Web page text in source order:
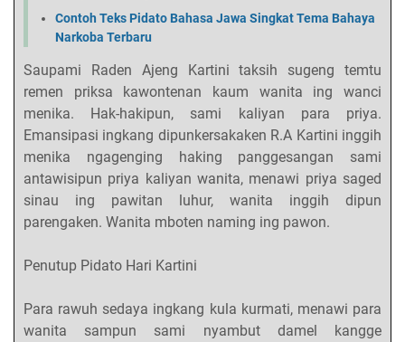
Contoh Teks Pidato Bahasa Jawa Singkat Tema Bahaya
Narkoba Terbaru
Saupami Raden Ajeng Kartini taksih sugeng temtu
remen priksa kawontenan kaum wanita ing wanci
menika. Hak-hakipun, sami kaliyan para priya.
Emansipasi ingkang dipunkersakaken R.A Kartini inggih
menika ngagenging haking panggesangan sami
antawisipun priya kaliyan wanita, menawi priya saged
sinau ing pawitan luhur, wanita inggih dipun
parengaken. Wanita mboten naming ing pawon.
Penutup Pidato Hari Kartini
Para rawuh sedaya ingkang kula kurmati, menawi para
wanita sampun sami nyambut damel kangge